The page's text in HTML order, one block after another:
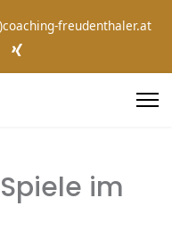
freudenthaler.at
im